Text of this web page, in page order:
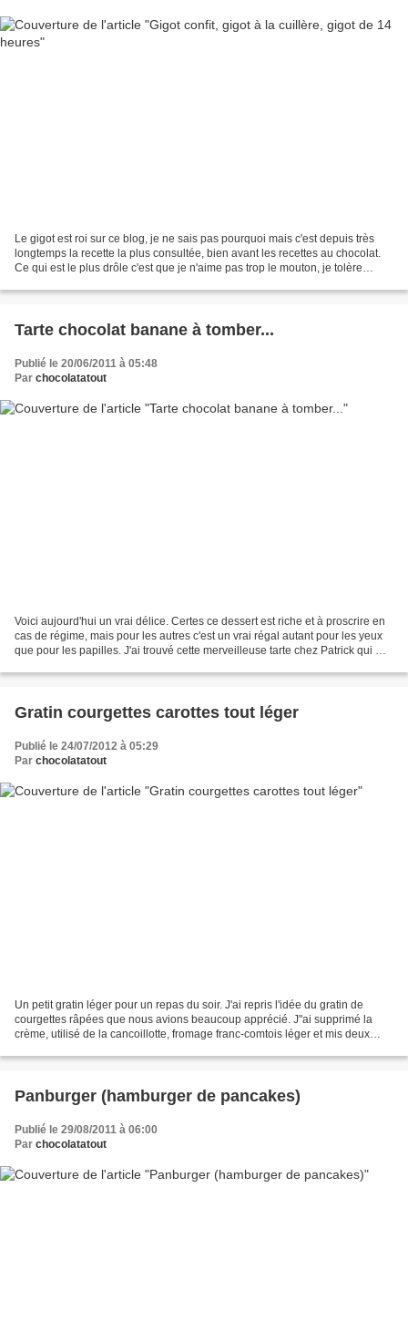
Le gigot est roi sur ce blog, je ne sais pas pourquoi mais c'est depuis très
longtemps la recette la plus consultée, bien avant les recettes au chocolat.
Ce qui est le plus drôle c'est que je n'aime pas trop le mouton, je tolère
Tarte chocolat banane à tomber...
Publié le 20/06/2011 à 05:48
Par chocolatatout
Voici aujourd'hui un vrai délice. Certes ce dessert est riche et à proscrire en
cas de régime, mais pour les autres c'est un vrai régal autant pour les yeux
que pour les papilles. J'ai trouvé cette merveilleuse tarte chez Patrick qui me
Gratin courgettes carottes tout léger
Publié le 24/07/2012 à 05:29
Par chocolatatout
Un petit gratin léger pour un repas du soir. J'ai repris l'idée du gratin de
courgettes râpées que nous avions beaucoup apprécié. J"ai supprimé la
crème, utilisé de la cancoillotte, fromage franc-comtois léger et mis deux
Panburger (hamburger de pancakes)
Publié le 29/08/2011 à 06:00
Par chocolatatout